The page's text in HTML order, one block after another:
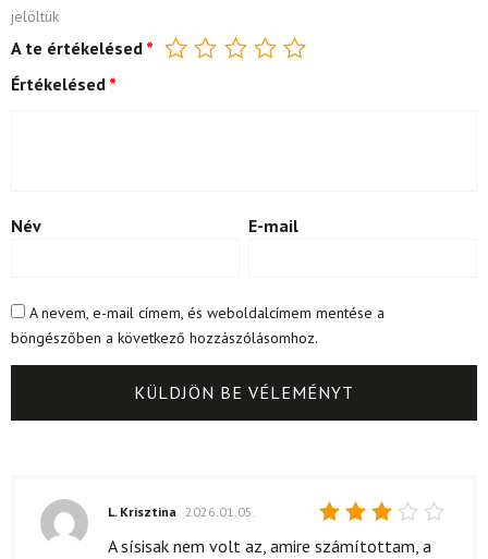
jelöltük
A te értékelésed *
Értékelésed *
Név E-mail
A nevem, e-mail címem, és weboldalcímem mentése a
böngészőben a következő hozzászólásomhoz.
Értékelés:
L. Krisztina 2026.01.05.
A sísisak nem volt az, amire számítottam, a